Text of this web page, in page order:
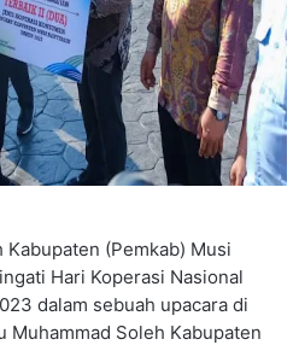
Kabupaten (Pemkab) Musi
Hari Koperasi Nasional
dalam sebuah upacara di
Muhammad Soleh Kabupaten